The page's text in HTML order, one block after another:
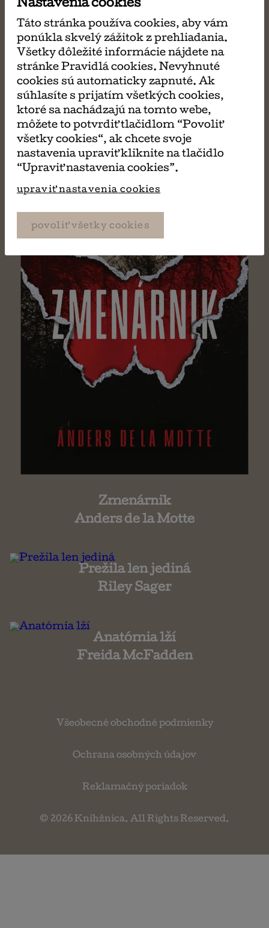
Trinásť
Steve Cavanagh
Zmenárnik
Anders de la Motte
Prežila len jediná
Riley Sager
Anatómia lží
Freida McFadden
Všeobecné obchodné podmienky
Ochrana osobných údajov
Reklamačný poriadok
© 2026 Knihžnica. All Rights Reserved.
Nastavenia cookies
Táto stránka používa cookies, aby vám
ponúkla skvelý zážitok z prehliadania.
Všetky dôležité informácie nájdete na
stránke Pravidlá cookies. Nevyhnuté
cookies sú automaticky zapnuté. Ak
súhlasíte s prijatím všetkých cookies,
ktoré sa nachádzajú na tomto webe,
môžete to potvrdiť tlačidlom “Povoliť
všetky cookies“, ak chcete svoje
nastavenia upraviť kliknite na tlačidlo
“Upraviť nastavenia cookies”.
upraviť nastavenia cookies
povoliť všetky cookies